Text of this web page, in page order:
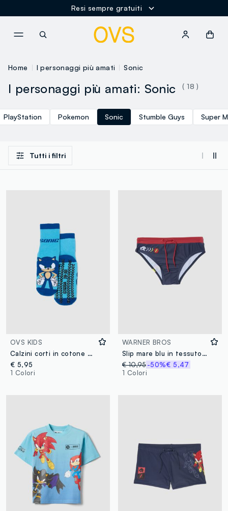
Resi sempre gratuiti
Home I personaggi più amati Sonic
I personaggi più amati: Sonic ( 18 )
PlayStation Pokemon Sonic Stumble Guys Super
Tutti i filtri
OVS KIDS
Calzini corti in cotone elasticizzato multicolor da bambino con Sonic
€ 5,95
1 Colori
WARNER BROS
Slip mare blu in tessuto elasticizzato
€ 10,95 -50%€ 5,47
1 Colori